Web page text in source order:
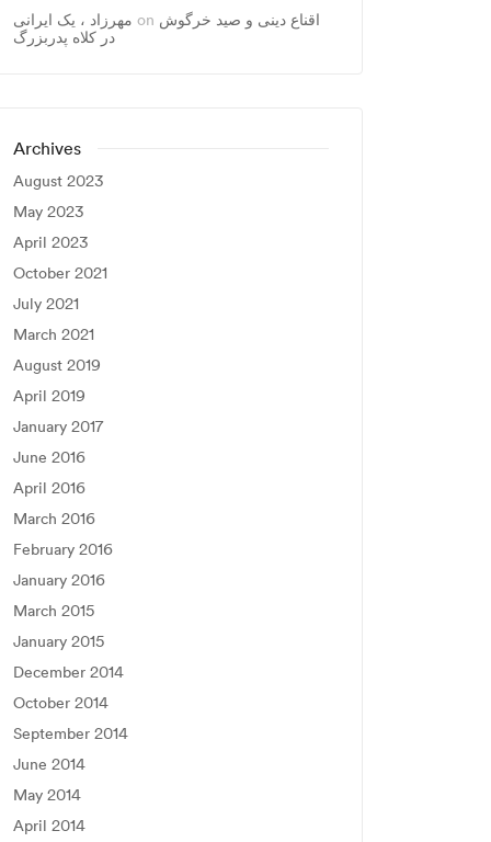
مهرزاد ، يک ايرانی on اقناع دینی و صید خرگوش
در کلاه پدربزرگ
Archives
August 2023
May 2023
April 2023
October 2021
July 2021
March 2021
August 2019
April 2019
January 2017
June 2016
April 2016
March 2016
February 2016
January 2016
March 2015
January 2015
December 2014
October 2014
September 2014
June 2014
May 2014
April 2014